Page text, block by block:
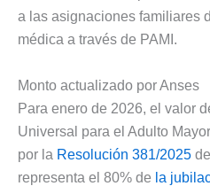
a las asignaciones familiares
médica a través de PAMI.
Monto actualizado por Anses
Para enero de 2026, el valor
Universal para el Adulto
por la Resolución 381/2025
representa el 80% de la